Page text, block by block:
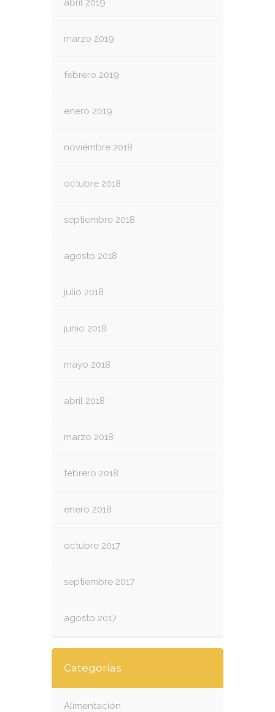
abril 2019
marzo 2019
febrero 2019
enero 2019
noviembre 2018
octubre 2018
septiembre 2018
agosto 2018
julio 2018
junio 2018
mayo 2018
abril 2018
marzo 2018
febrero 2018
enero 2018
octubre 2017
septiembre 2017
agosto 2017
Categorías
Alimentación